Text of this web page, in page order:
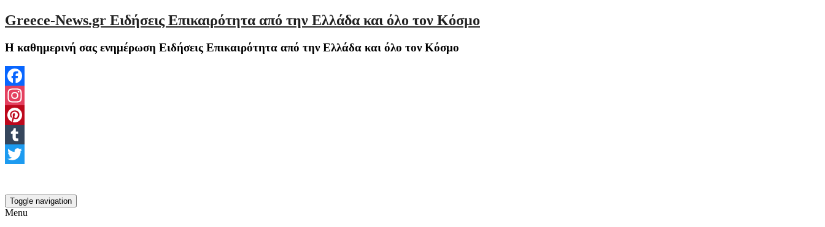
Greece-News.gr Ειδήσεις Επικαιρότητα από την Ελλάδα και όλο τον Κόσμο
Η καθημερινή σας ενημέρωση Ειδήσεις Επικαιρότητα από την Ελλάδα και όλο τον Κόσμο
Facebook
Instagram
Pinterest
Tumblr
Toggle navigation
Menu